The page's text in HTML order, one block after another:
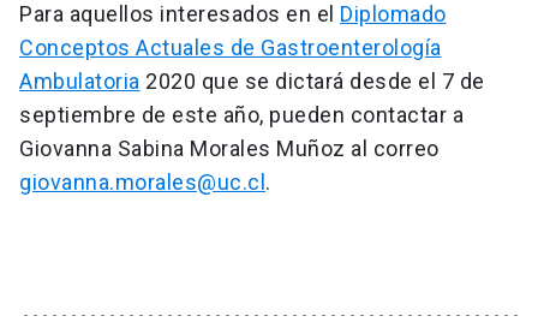
Para aquellos interesados en el Diplomado
Conceptos Actuales de Gastroenterología
Ambulatoria 2020 que se dictará desde el 7 de
septiembre de este año, pueden contactar a
Giovanna Sabina Morales Muñoz al correo
giovanna.morales@uc.cl .